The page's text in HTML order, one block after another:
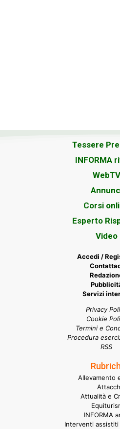
Tessere
INFORMA
WebTV
Corsi
Esperto
Video
Accedi /
Servizi
Privacy
Cookie
Termini e
Procedura
RSS
Allevamento
Attualità e
INFORMA
Interventi assistiti